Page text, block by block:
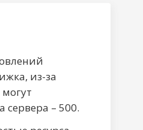
из-за
сервера – 500.